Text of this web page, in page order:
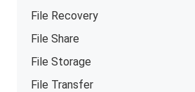
File Recovery
File Share
File Storage
File Transfer